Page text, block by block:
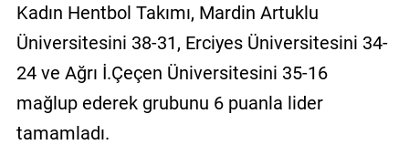
Kadın Hentbol Takımı, Mardin Artuklu
Üniversitesini 38-31, Erciyes Üniversitesini 34-
24 ve Ağrı İ.Çeçen Üniversitesini 35-16
mağlup ederek grubunu 6 puanla lider
tamamladı.